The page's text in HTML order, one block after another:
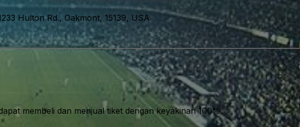
Hulton Rd., Oakmont, 15139, USA
membeli dan menjual tiket dengan keyakinan 100%.